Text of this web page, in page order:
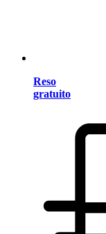
Reso
gratuito